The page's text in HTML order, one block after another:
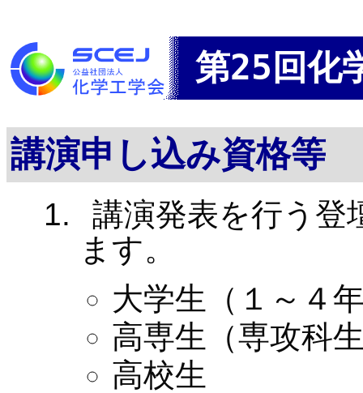
第25回化
講演申し込み資格等
講演発表を行う登
ます。
大学生（１～４
高専生（専攻科
高校生